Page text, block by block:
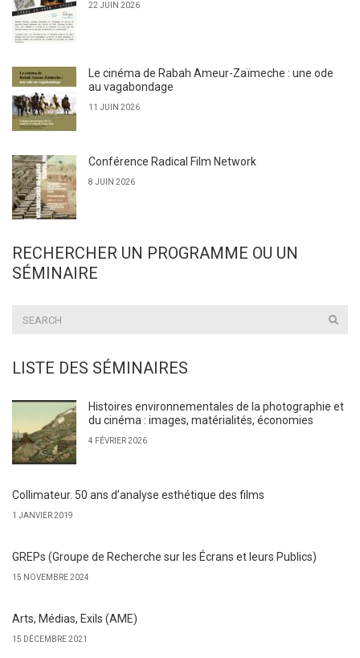
22 JUIN 2026
Le cinéma de Rabah Ameur-Zaïmeche : une ode
au vagabondage
11 JUIN 2026
Conférence Radical Film Network
8 JUIN 2026
RECHERCHER UN PROGRAMME OU UN
SÉMINAIRE
LISTE DES SÉMINAIRES
Histoires environnementales de la photographie et
du cinéma : images, matérialités, économies
4 FÉVRIER 2026
Collimateur. 50 ans d’analyse esthétique des films
1 JANVIER 2019
GREPs (Groupe de Recherche sur les Écrans et leurs Publics)
15 NOVEMBRE 2024
Arts, Médias, Exils (AME)
15 DÉCEMBRE 2021